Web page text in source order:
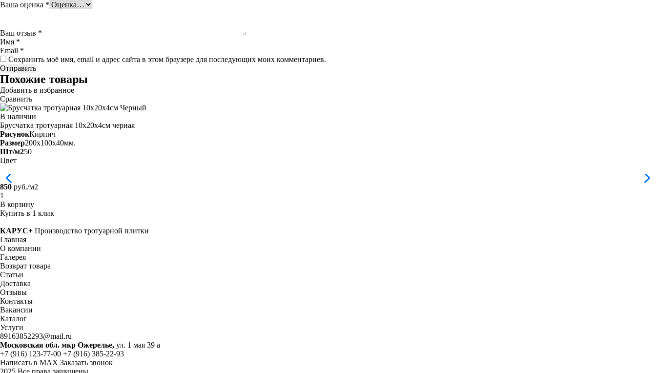
Ваша оценка *
Ваш отзыв *
Имя *
Email *
Сохранить моё имя, email и адрес сайта в этом браузере для последующих моих комментариев.
Похожие товары
Добавить в избранное
Сравнить
В наличии
Брусчатка тротуарная 10х20х4см черная
РисунокКирпич
Размер200x100x40мм.
Шт/м250
Цвет
850 руб./м2
В корзину
Купить в 1 клик
КАРУС+ Производство тротуарной плитки
Главная
О компании
Галерея
Возврат товара
Статьи
Доставка
Отзывы
Контакты
Вакансии
Каталог
Услуги
89163852293@mail.ru
Московская обл. мкр Ожерелье, ул. 1 мая 39 а
+7 (916) 123-77-00 +7 (916) 385-22-93
Написать в MAX Заказать звонок
2025 Все права защищены